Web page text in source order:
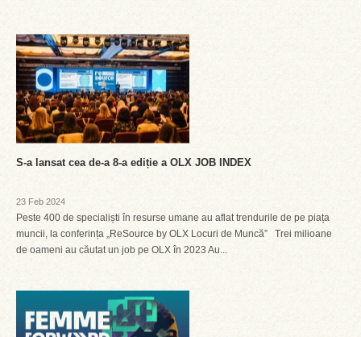
S-a lansat cea de-a 8-a ediție a OLX JOB INDEX
23 Feb 2024
Peste 400 de specialiști în resurse umane au aflat trendurile de pe piața
muncii, la conferința „ReSource by OLX Locuri de Muncă” Trei milioane
de oameni au căutat un job pe OLX în 2023 Au...